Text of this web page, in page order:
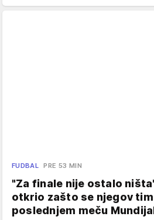
FUDBAL PRE 53 MIN
"Za finale nije ostalo
otkrio zašto se njegov
poslednjem meču